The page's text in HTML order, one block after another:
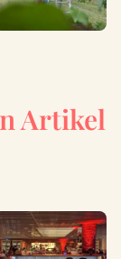
Artikel